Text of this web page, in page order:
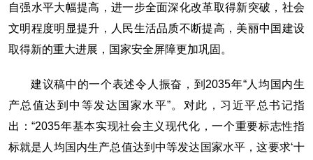
自强水平大幅提高，进一步全面深化改革取得新突破，社会
文明程度明显提升，人民生活品质不断提高，美丽中国建设
取得新的重大进展，国家安全屏障更加巩固。
建议稿中的一个表述令人振奋，到2035年“人均国内生
产总值达到中等发达国家水平”。对此，习近平总书记指
出：“2035年基本实现社会主义现代化，一个重要标志性指
标就是人均国内生产总值达到中等发达国家水平，这要求‘十